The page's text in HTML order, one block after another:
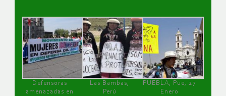
Defensoras
amenazadas en
Las Bambas,
Perú
PUEBLA, Pue, 27
Enero